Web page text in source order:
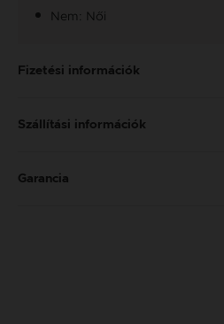
Nem: Női
Fizetési információk
Szállítási információk
Garancia